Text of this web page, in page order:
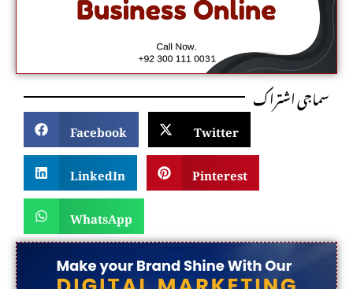
سماجی اشتراک
Facebook
Twitter
LinkedIn
Pinterest
WhatsApp